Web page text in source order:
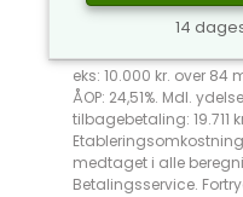
14
eks: 10.000 kr. over 84
ÅOP: 24,51%. Mdl.
tilbagebetaling: 19.711
medtaget i alle
Betalingsservice.